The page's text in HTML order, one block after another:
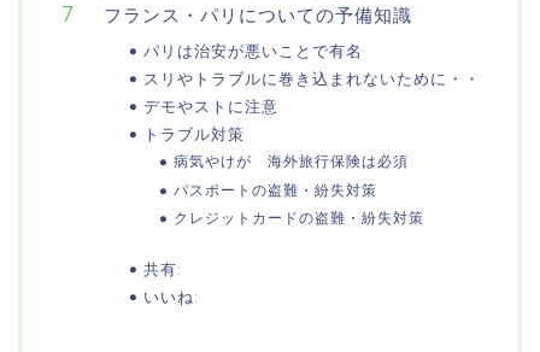
フランス・パリについての予備知識
パリは治安が悪いことで有名
スリやトラブルに巻き込まれないために・・
デモやストに注意
トラブル対策
病気やけが 海外旅行保険は必須
パスポートの盗難・紛失対策
クレジットカードの盗難・紛失対策
共有:
いいね: